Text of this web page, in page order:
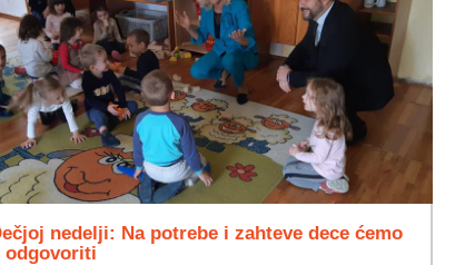
nedelji: Na potrebe i zahteve dece ćemo
odgovoriti